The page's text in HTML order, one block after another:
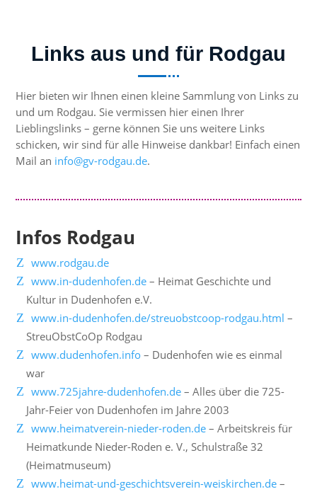
Links aus und für Rodgau
Hier bieten wir Ihnen einen kleine Sammlung von Links zu
und um Rodgau. Sie vermissen hier einen Ihrer
Lieblingslinks – gerne können Sie uns weitere Links
schicken, wir sind für alle Hinweise dankbar! Einfach einen
Mail an info@gv-rodgau.de.
Infos Rodgau
www.rodgau.de
www.in-dudenhofen.de – Heimat Geschichte und
Kultur in Dudenhofen e.V.
www.in-dudenhofen.de/streuobstcoop-rodgau.html –
StreuObstCoOp Rodgau
www.dudenhofen.info – Dudenhofen wie es einmal
war
www.725jahre-dudenhofen.de – Alles über die 725-
Jahr-Feier von Dudenhofen im Jahre 2003
www.heimatverein-nieder-roden.de – Arbeitskreis für
Heimatkunde Nieder-Roden e. V., Schulstraße 32
(Heimatmuseum)
www.heimat-und-geschichtsverein-weiskirchen.de –